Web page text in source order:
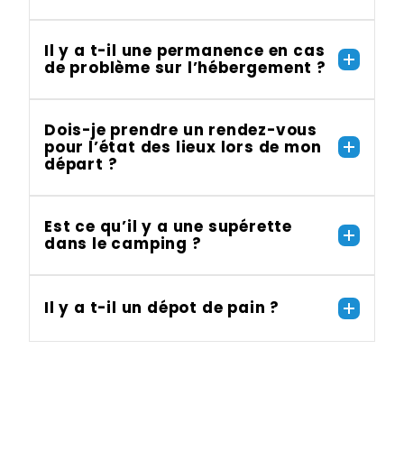
Il y a t-il une permanence en cas
de problème sur l’hébergement ?
Dois-je prendre un rendez-vous
pour l’état des lieux lors de mon
départ ?
Est ce qu’il y a une supérette
dans le camping ?
Il y a t-il un dépot de pain ?